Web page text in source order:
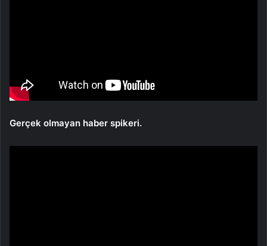
Gerçek olmayan haber spikeri.